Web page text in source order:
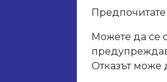
Можете да се
Отказът може